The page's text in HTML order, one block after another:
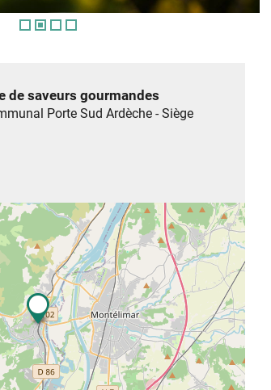
de saveurs gourmandes
Porte Sud Ardèche - Siège